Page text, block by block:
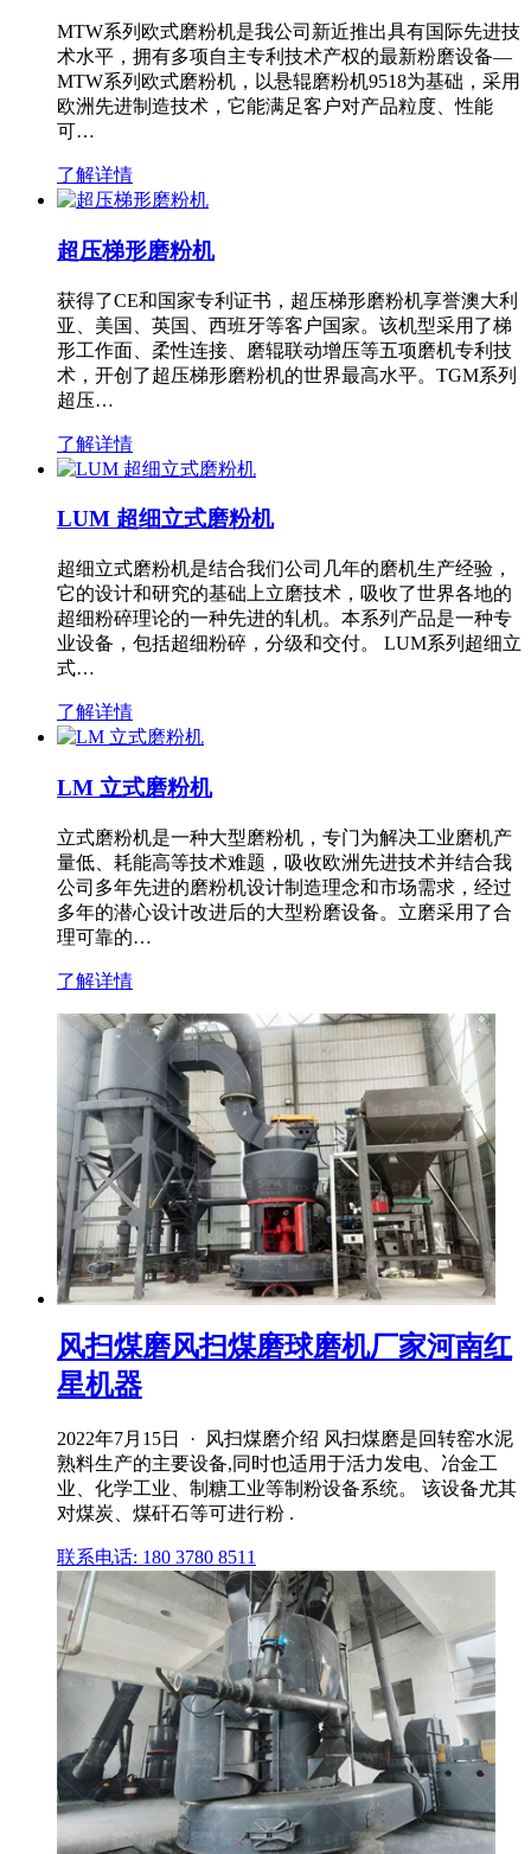
MTW系列欧式磨粉机是我公司新近推出具有国际先进技
术水平，拥有多项自主专利技术产权的最新粉磨设备—
MTW系列欧式磨粉机，以悬辊磨粉机9518为基础，采用
欧洲先进制造技术，它能满足客户对产品粒度、性能
可…
了解详情
超压梯形磨粉机
获得了CE和国家专利证书，超压梯形磨粉机享誉澳大利
亚、美国、英国、西班牙等客户国家。该机型采用了梯
形工作面、柔性连接、磨辊联动增压等五项磨机专利技
术，开创了超压梯形磨粉机的世界最高水平。TGM系列
超压…
了解详情
LUM 超细立式磨粉机
超细立式磨粉机是结合我们公司几年的磨机生产经验，
它的设计和研究的基础上立磨技术，吸收了世界各地的
超细粉碎理论的一种先进的轧机。本系列产品是一种专
业设备，包括超细粉碎，分级和交付。 LUM系列超细立
式…
了解详情
LM 立式磨粉机
立式磨粉机是一种大型磨粉机，专门为解决工业磨机产
量低、耗能高等技术难题，吸收欧洲先进技术并结合我
公司多年先进的磨粉机设计制造理念和市场需求，经过
多年的潜心设计改进后的大型粉磨设备。立磨采用了合
理可靠的…
了解详情
风扫煤磨风扫煤磨球磨机厂家河南红
星机器
2022年7月15日 · 风扫煤磨介绍 风扫煤磨是回转窑水泥
熟料生产的主要设备,同时也适用于活力发电、冶金工
业、化学工业、制糖工业等制粉设备系统。 该设备尤其
对煤炭、煤矸石等可进行粉 .
联系电话: 180 3780 8511